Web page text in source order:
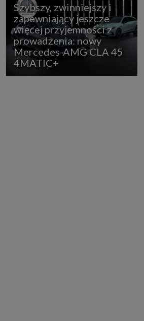
Szybszy, zwinniejszy i
zapewniający jeszcze
więcej przyjemności z
prowadzenia: nowy
Mercedes-AMG CLA 45
4MATIC+